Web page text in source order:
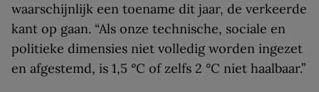
waarschijnlijk een toename dit jaar, de verkeerde
kant op gaan. “Als onze technische, sociale en
politieke dimensies niet volledig worden ingezet
en afgestemd, is 1,5 °C of zelfs 2 °C niet haalbaar.”